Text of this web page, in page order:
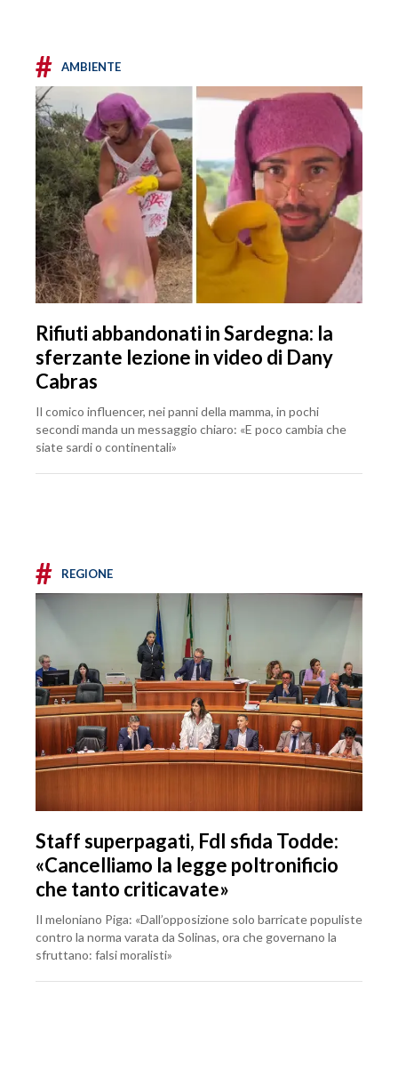
# AMBIENTE
Rifiuti abbandonati in Sardegna: la
sferzante lezione in video di Dany
Cabras
Il comico influencer, nei panni della mamma, in pochi
secondi manda un messaggio chiaro: «E poco cambia che
siate sardi o continentali»
# REGIONE
Staff superpagati, FdI sfida Todde:
«Cancelliamo la legge poltronificio
che tanto criticavate»
Il meloniano Piga: «Dall’opposizione solo barricate populiste
contro la norma varata da Solinas, ora che governano la
sfruttano: falsi moralisti»